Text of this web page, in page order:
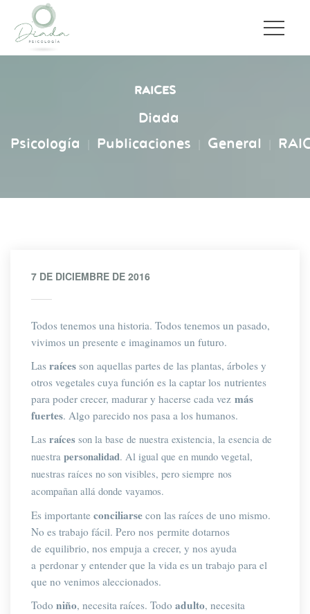
RAICES
Diada
Psicología
Publicacione General
7 DE DICIEMBRE DE 2016
Todos tenemos una historia. Todos tenemos un pasado,
vivimos un presente e imaginamos un futuro.
Las raíce son aquellas partes de las plantas, árboles y
otros vegetales cuya función es la captar los nutrientes
para poder crecer, madurar y hacerse cada vez más
fuerte. Algo parecido nos pasa a los humanos.
Las raíce son la base de nuestra existencia, la esencia de
nuestra personalidad. Al igual que en mundo vegetal,
nuestras raíces no son visibles, pero siempre nos
acompañan allá donde vayamos.
Es importante conciliarse con las raíces de uno mismo.
No es trabajo fácil. Pero nos permite dotarnos
de equilibrio, nos empuja a crecer, y nos ayuda
a perdonar y entender que la vida es un trabajo para el
que no venimos aleccionados.
Todo niño, necesita raíces. Todo adulto, necesita